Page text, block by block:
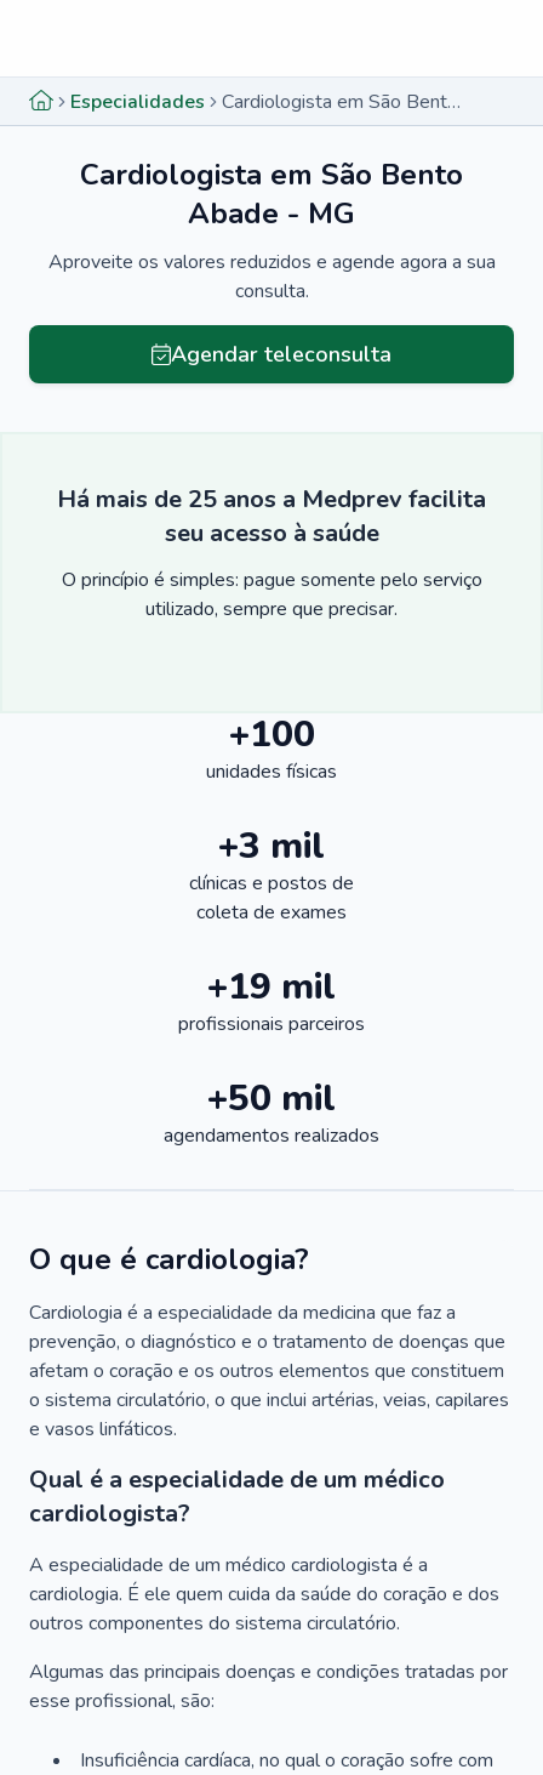
Especialidades Cardiologista em São Bento Abade - MG
Cardiologista em São Bento
Abade - MG
Aproveite os valores reduzidos e agende agora a sua
consulta.
Agendar teleconsulta
Há mais de 25 anos a Medprev facilita
seu acesso à saúde
O princípio é simples: pague somente pelo serviço
utilizado, sempre que precisar.
+100
unidades físicas
+3 mil
clínicas e postos de
coleta de exames
+19 mil
profissionais parceiros
+50 mil
agendamentos realizados
O que é cardiologia?
Cardiologia é a especialidade da medicina que faz a
prevenção, o diagnóstico e o tratamento de doenças que
afetam o coração e os outros elementos que constituem
o sistema circulatório, o que inclui artérias, veias, capilares
e vasos linfáticos.
Qual é a especialidade de um médico
cardiologista?
A especialidade de um médico cardiologista é a
cardiologia. É ele quem cuida da saúde do coração e dos
outros componentes do sistema circulatório.
Algumas das principais doenças e condições tratadas por
esse profissional, são:
Insuficiência cardíaca, no qual o coração sofre com